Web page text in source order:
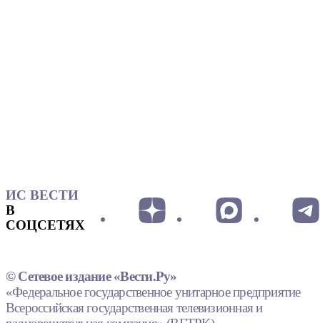
ИС ВЕСТИ
В
СОЦСЕТЯХ
© Сетевое издание «Вести.Ру»
«Федеральное государственное унитарное предприятие
Всероссийская государственная телевизионная и